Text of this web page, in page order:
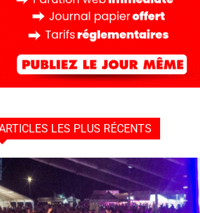
LES PLUS RÉCENTS